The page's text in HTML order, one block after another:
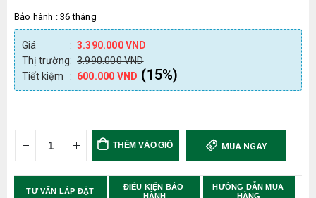
Bảo hành : 36 tháng
Giá : 3.390.000VND
Thị trường: 3.990.000VND
Tiết kiệm
: 600.000 VND (15%)
THÊM VÀO GIỎ
HÀNG
MUA NGAY
TƯ VẤN LẮP ĐẶT
ĐIỀU KIỆN BẢO
HÀNH
HƯỚNG DẪN MUA
HÀNG